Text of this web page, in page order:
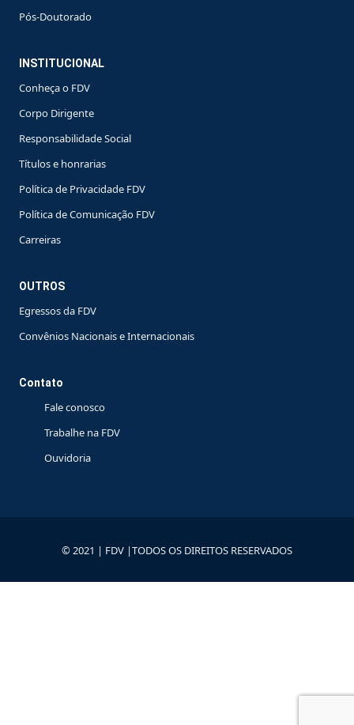
Pós-Doutorado
INSTITUCIONAL
Conheça o FDV
Corpo Dirigente
Responsabilidade Social
Títulos e honrarias
Política de Privacidade FDV
Política de Comunicação FDV
Carreiras
OUTROS
Egressos da FDV
Convênios Nacionais e Internacionais
Contato
Fale conosco
Trabalhe na FDV
Ouvidoria
© 2021 | FDV |TODOS OS DIREITOS RESERVADOS